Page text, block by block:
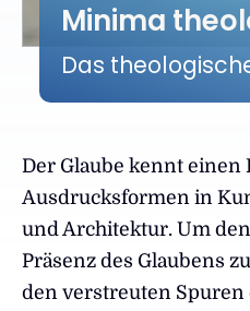
Minima
:
Das
Der Glaube kennt einen
Ausdrucksformen in
und Architektur. Um
Präsenz des Glaubens
den verstreuten Spuren